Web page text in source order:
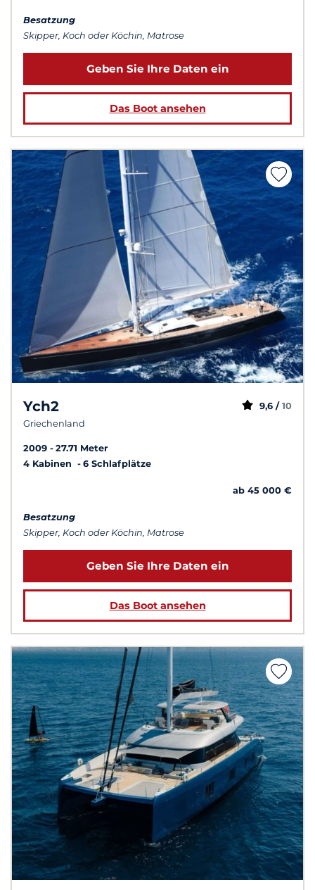
Besatzung
Skipper, Koch oder Köchin, Matrose
Geben Sie Ihre Daten ein
Das Boot ansehen
Ych2
Griechenland
9,6 / 10
2009
27.71 Meter
4 Kabinen
6 Schlafplätze
ab 45 000 €
Besatzung
Skipper, Koch oder Köchin, Matrose
Geben Sie Ihre Daten ein
Das Boot ansehen